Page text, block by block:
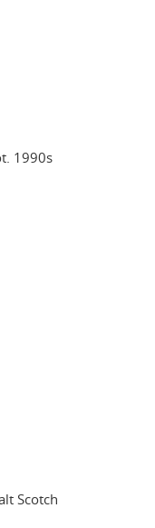
1990s
Scotch